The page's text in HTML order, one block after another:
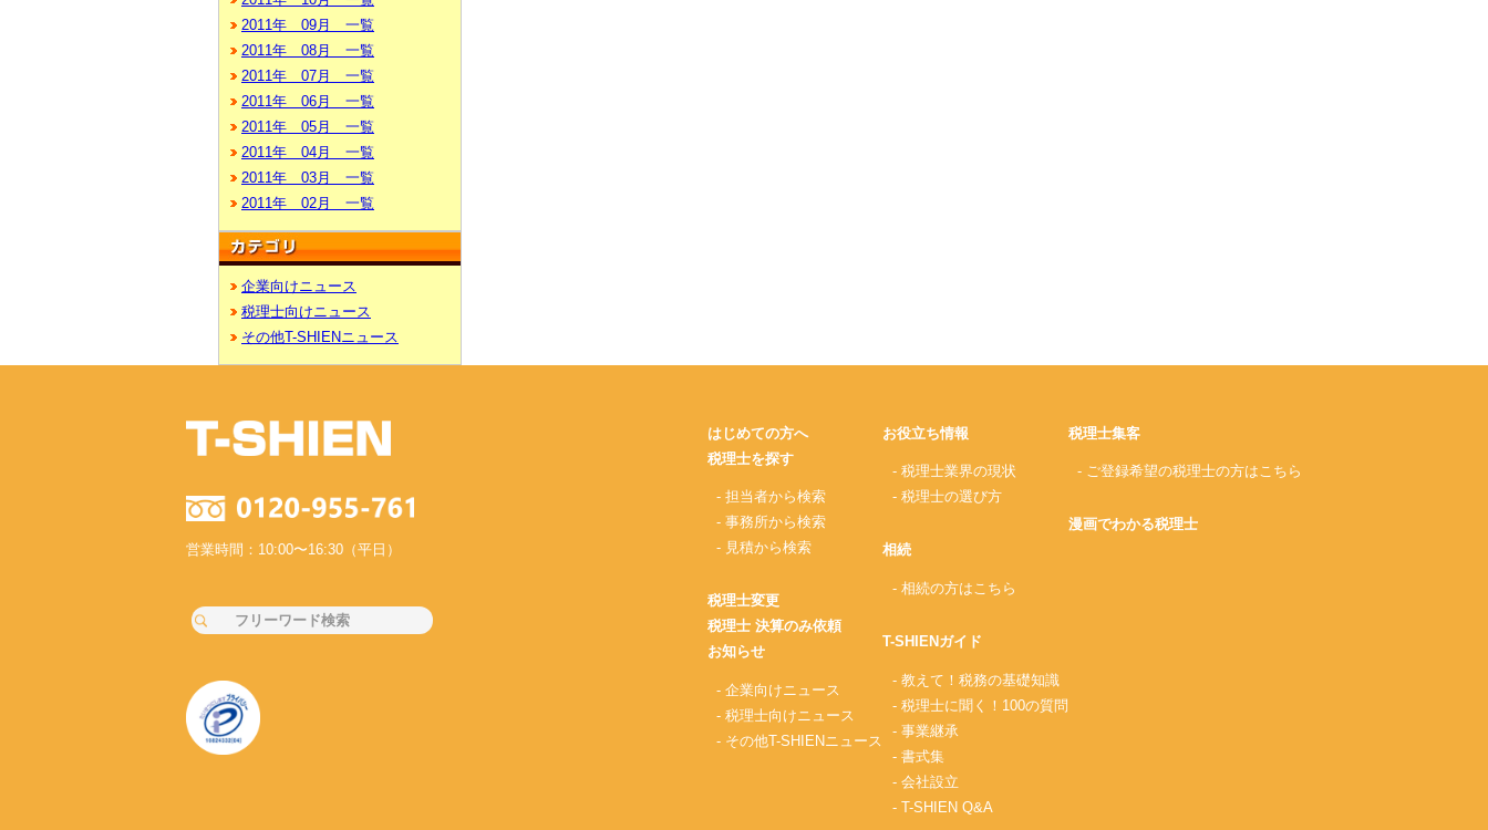
2011年 09月 一覧
2011年 08月 一覧
2011年 07月 一覧
2011年 06月 一覧
2011年 05月 一覧
2011年 04月 一覧
2011年 03月 一覧
2011年 02月 一覧
企業向けニュース
税理士向けニュース
その他T-SHIENニュース
営業時間：10:00〜16:30（平日）
はじめての方へ
税理士を探す
- 担当者から検索
- 事務所から検索
- 見積から検索
税理士変更
税理士 決算のみ依頼
お知らせ
- 企業向けニュース
- 税理士向けニュース
- その他T-SHIENニュース
お役立ち情報
- 税理士業界の現状
- 税理士の選び方
相続
- 相続の方はこちら
T-SHIENガイド
- 教えて！税務の基礎知識
- 税理士に聞く！100の質問
- 事業継承
- 書式集
- 会社設立
- T-SHIEN Q&A
税理士集客
- ご登録希望の税理士の方はこちら
漫画でわかる税理士